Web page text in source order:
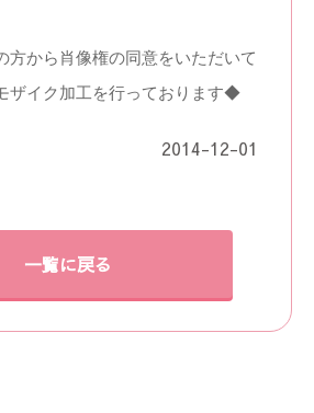
から肖像権の同意をいただいて
ザイク加工を行っております◆
2014-12-01
一覧に戻る